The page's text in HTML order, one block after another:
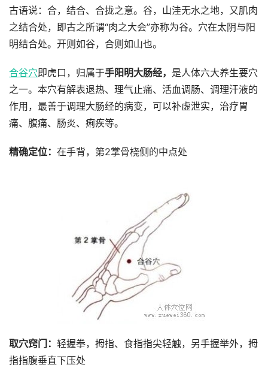
古语说：合，结合、合拢之意。谷，山洼无水之地，又肌肉
之结合处，即古之所谓“肉之大会”亦称为谷。穴在太阴与阳
明结合处。开则如谷，合则如山也。
合谷穴 即虎口，归属于手阳明大肠经， 是人体六大养生要穴
之一。本穴有解表退热、理气止痛、活血调肠、调理汗液的
作用，最善于调理大肠经的病变，可以补虚泄实，治疗胃
痛、腹痛、肠炎、痢疾等。
精确定位： 在手背，第2掌骨桡侧的中点处
取穴窍门： 轻握拳，拇指、食指指尖轻触，另手握举外，拇
指指腹垂直下压处